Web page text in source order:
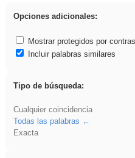
Opciones adicionales:
Mostrar protegidos por
Incluir palabras similares
Tipo de búsqueda:
Cualquier coincidencia
Todas las palabras
Exacta